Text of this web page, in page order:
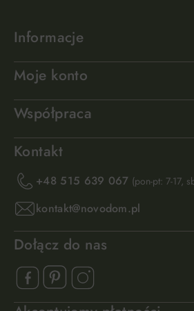
Informacje
Moje konto
Współpraca
Kontakt
+48 515 639 067 (pon-pt: 7-17,
kontakt@novodom.pl
Dołącz do nas